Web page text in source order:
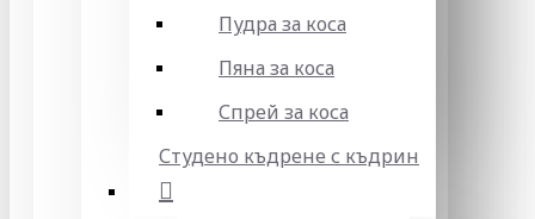
Пудра за коса
Пяна за коса
Спрей за коса
Студено къдрене с къдрин